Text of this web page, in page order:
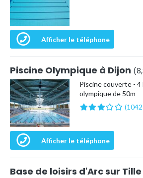
Afficher le téléphone
Piscine Olympique à Dijon
Piscine couverte -
olympique de 50m
Afficher le téléphone
Base de loisirs d'Arc sur Tille